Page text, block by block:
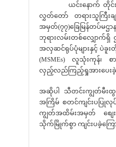
ယင်းနောက် တိုင်းဒေသက
လွှတ်တော် တရားသူကြီးချု
အမှတ်(၇၇)ခြေမြန်တပ်မဌ
ဘုရားလမ်းတစ်လျှောက်ရှိ ဌာ
အလှဆင်ရုပ်ပုံများနှင့် ပဲခူ
(MSMEs) လူသုံးကုန်၊ စ
လှည့်လည်ကြည့်ရှုအားပေးခဲ့
အဆိုပါ သီတင်းကျွတ်မီးထွ
အကြိမ် စတင်ကျင်းပပြုလုပ်ပေ
ကျွတ်အထိမ်းအမှတ် စျေးဆိုင်
သိုက်မြိုက်စွာ ကျင်းပခဲ့ကြ